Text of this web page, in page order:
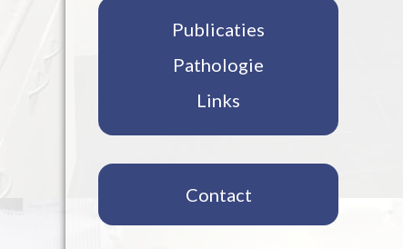
Publicaties
Pathologie
Links
Contact